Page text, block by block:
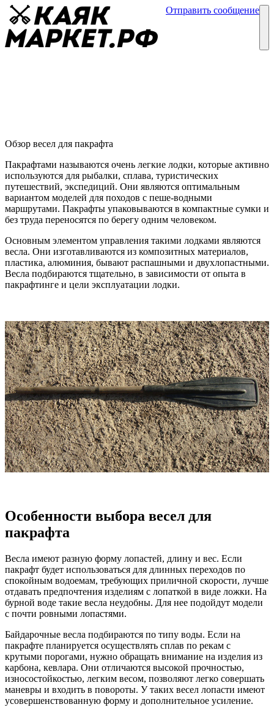
Отправить сообщение
Обзор весел для пакрафта
Пакрафтами называются очень легкие лодки, которые активно
используются для рыбалки, сплава, туристических
путешествий, экспедиций. Они являются оптимальным
вариантом моделей для походов с пеше-водными
маршрутами. Пакрафты упаковываются в компактные сумки и
без труда переносятся по берегу одним человеком.
Основным элементом управления такими лодками являются
весла. Они изготавливаются из композитных материалов,
пластика, алюминия, бывают распашными и двухлопастными.
Весла подбираются тщательно, в зависимости от опыта в
пакрафтинге и цели эксплуатации лодки.
Особенности выбора весел для
пакрафта
Весла имеют разную форму лопастей, длину и вес. Если
пакрафт будет использоваться для длинных переходов по
спокойным водоемам, требующих приличной скорости, лучше
отдавать предпочтения изделиям с лопаткой в виде ложки. На
бурной воде такие весла неудобны. Для нее подойдут модели
с почти ровными лопастями.
Байдарочные весла подбираются по типу воды. Если на
пакрафте планируется осуществлять сплав по рекам с
крутыми порогами, нужно обращать внимание на изделия из
карбона, кевлара. Они отличаются высокой прочностью,
износостойкостью, легким весом, позволяют легко совершать
маневры и входить в повороты. У таких весел лопасти имеют
усовершенствованную форму и дополнительное усиление.